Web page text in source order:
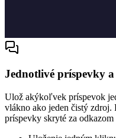
Jednotlivé príspevky
Ulož akýkoľvek príspevok
vlákno ako jeden čistý zdroj.
príspevky skryté za